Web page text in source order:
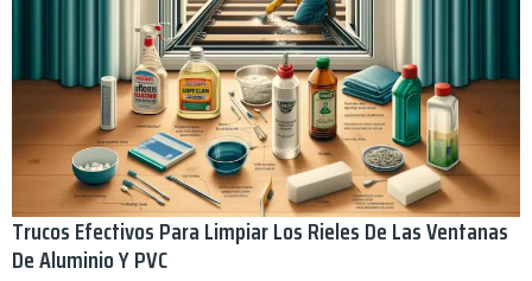
Trucos Efectivos Para Limpiar Los Rieles De Las Ventanas
De Aluminio Y PVC